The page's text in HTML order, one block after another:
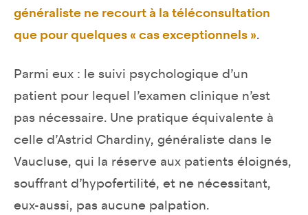
généraliste ne recourt à la téléconsultation
que pour quelques « cas exceptionnels ».
Parmi eux : le suivi psychologique d’un
patient pour lequel l’examen clinique n’est
pas nécessaire. Une pratique équivalente à
celle d’Astrid Chardiny, généraliste dans le
Vaucluse, qui la réserve aux patients éloignés,
souffrant d’hypofertilité, et ne nécessitant,
eux-aussi, pas aucune palpation.